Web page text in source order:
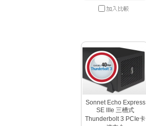
Sonnet Echo Express
SE IIIe 三槽式
Thunderbolt 3 PCIe卡